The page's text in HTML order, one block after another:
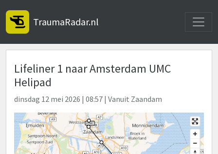
TraumaRadar.nl
Lifeliner 1 naar Amsterdam UMC
Helipad
dinsdag 12 mei 2026 | 08:57 | Vanuit Zaandam